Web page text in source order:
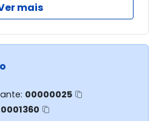
195000
mais
00000025